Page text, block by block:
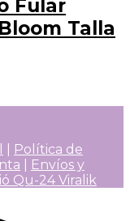
Fular
Talla
Política de
Envíos y
Qu-24 Viralik